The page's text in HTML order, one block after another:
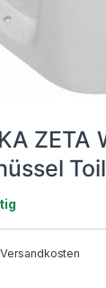
ZETA
Versandkosten